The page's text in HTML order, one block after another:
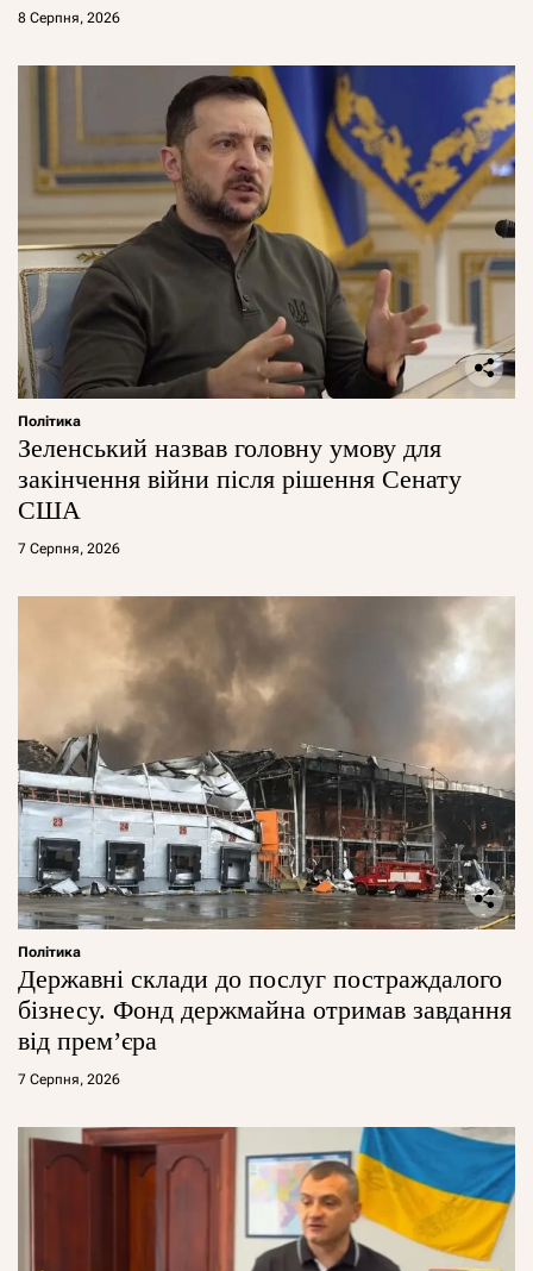
8 Серпня, 2026
Політика
Зеленський назвав головну умову для
закінчення війни після рішення Сенату
США
7 Серпня, 2026
Політика
Державні склади до послуг постраждалого
бізнесу. Фонд держмайна отримав завдання
від прем’єра
7 Серпня, 2026